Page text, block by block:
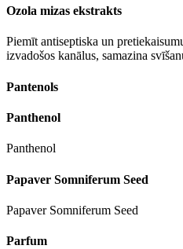
Ozola mizas ekstrakts
Piemīt antiseptiska un
izvadošos kanālus, samazina
Pantenols
Panthenol
Panthenol
Papaver Somniferum Seed
Papaver Somniferum Seed
Parfum